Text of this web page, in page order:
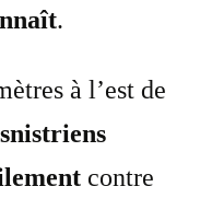
.
à l’est de
contre